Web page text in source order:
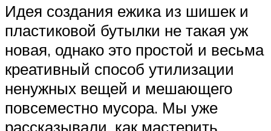
Идея создания ежика из шишек и
пластиковой бутылки не такая уж
новая, однако это простой и весьма
креативный способ утилизации
ненужных вещей и мешающего
повсеместно мусора. Мы уже
рассказывали, как мастерить